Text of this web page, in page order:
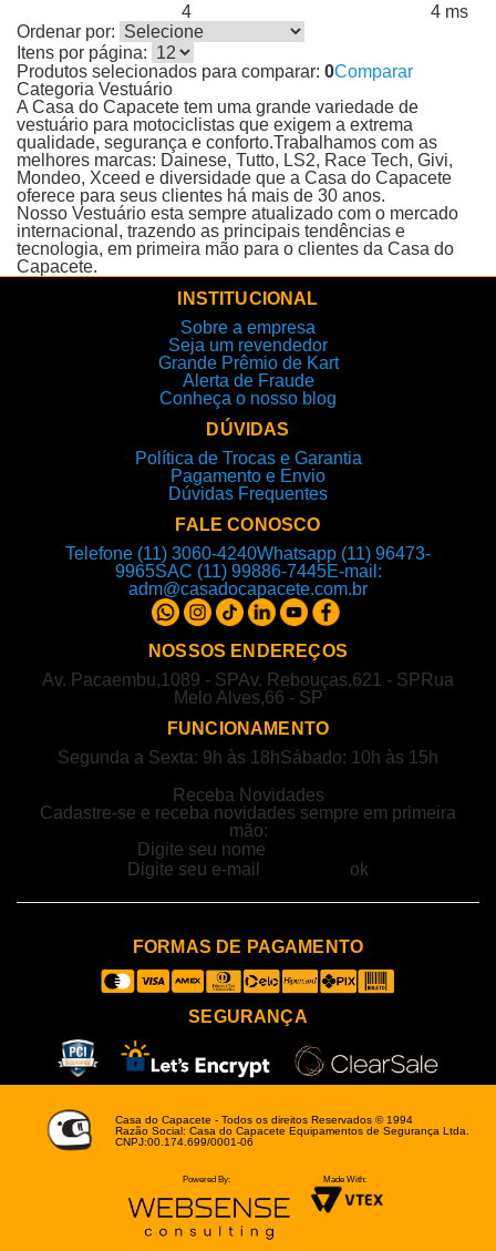
4
4 ms
Ordenar por:
Itens por página:
Produtos selecionados para comparar: 0Comparar
Categoria Vestuário
A Casa do Capacete tem uma grande variedade de
vestuário para motociclistas que exigem a extrema
qualidade, segurança e conforto.Trabalhamos com as
melhores marcas: Dainese, Tutto, LS2, Race Tech, Givi,
Mondeo, Xceed e diversidade que a Casa do Capacete
oferece para seus clientes há mais de 30 anos.
Nosso Vestuário esta sempre atualizado com o mercado
internacional, trazendo as principais tendências e
tecnologia, em primeira mão para o clientes da Casa do
Capacete.
INSTITUCIONAL
Sobre a empresa
Seja um revendedor
Grande Prêmio de Kart
Alerta de Fraude
Conheça o nosso blog
DÚVIDAS
Política de Trocas e Garantia
Pagamento e Envio
Dúvidas Frequentes
FALE CONOSCO
Telefone (11) 3060-4240Whatsapp (11) 96473-
9965SAC (11) 99886-7445E-mail:
adm@casadocapacete.com.br
NOSSOS ENDEREÇOS
Av. Pacaembu,1089 - SPAv. Rebouças,621 - SP Rua
Melo Alves,66 - SP
FUNCIONAMENTO
Segunda a Sexta: 9h às 18hSábado: 10h às 15h
Receba Novidades
Cadastre-se e receba novidades sempre em primeira
mão:
FORMAS DE PAGAMENTO
SEGURANÇA
Casa do Capacete - Todos os direitos Reservados © 1994
Razão Social: Casa do Capacete Equipamentos de Segurança Ltda.
CNPJ:00.174.699/0001-06
Powered By: Made With: